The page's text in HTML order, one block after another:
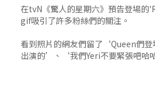
在tvN《驚人的星期六》預告登場的
gif吸引了許多粉絲們的關注。
看到照片的網友們留了‘Queen們
出演的’、‘我們Yeri不要緊張吧哈